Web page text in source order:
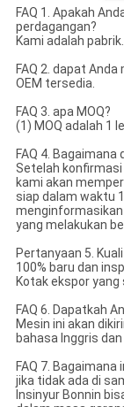
FAQ 1. Apakah
perdagangan?
Kami adalah pabrik.
FAQ 2. dapat Anda
OEM tersedia.
FAQ 3. apa MOQ?
(1) MOQ adalah 1
FAQ 4.
Setelah
kami akan
siap dalam waktu
menginformasikan
yang melakukan
Pertanyaan 5.
100% baru dan
Kotak ekspor
FAQ 6. Dapatkah
Mesin ini akan
bahasa Inggris
FAQ 7.
jika tidak ada di
Insinyur Bonnin